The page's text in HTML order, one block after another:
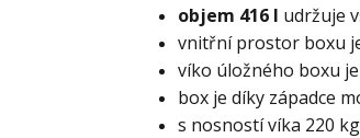
objem 416 l udržuje
vnitřní prostor boxu
víko úložného boxu
box je díky západce
s nosností víka 220